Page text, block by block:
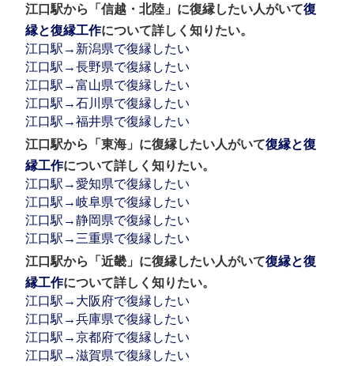
江口駅から「信越・北陸」に復縁したい人がいて復
縁と復縁工作について詳しく知りたい。
江口駅→新潟県で復縁したい
江口駅→長野県で復縁したい
江口駅→富山県で復縁したい
江口駅→石川県で復縁したい
江口駅→福井県で復縁したい
江口駅から「東海」に復縁したい人がいて復縁と復
縁工作について詳しく知りたい。
江口駅→愛知県で復縁したい
江口駅→岐阜県で復縁したい
江口駅→静岡県で復縁したい
江口駅→三重県で復縁したい
江口駅から「近畿」に復縁したい人がいて復縁と復
縁工作について詳しく知りたい。
江口駅→大阪府で復縁したい
江口駅→兵庫県で復縁したい
江口駅→京都府で復縁したい
江口駅→滋賀県で復縁したい